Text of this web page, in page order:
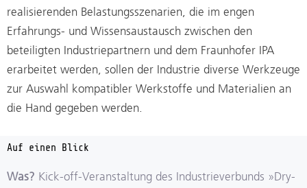
realisierenden Belastungsszenarien, die im engen
Erfahrungs- und Wissensaustausch zwischen den
beteiligten Industriepartnern und dem Fraunhofer IPA
erarbeitet werden, sollen der Industrie diverse Werkzeuge
zur Auswahl kompatibler Werkstoffe und Materialien an
die Hand gegeben werden.
Auf einen Blick
Was? Kick-off-Veranstaltung des Industrieverbunds »Dry-